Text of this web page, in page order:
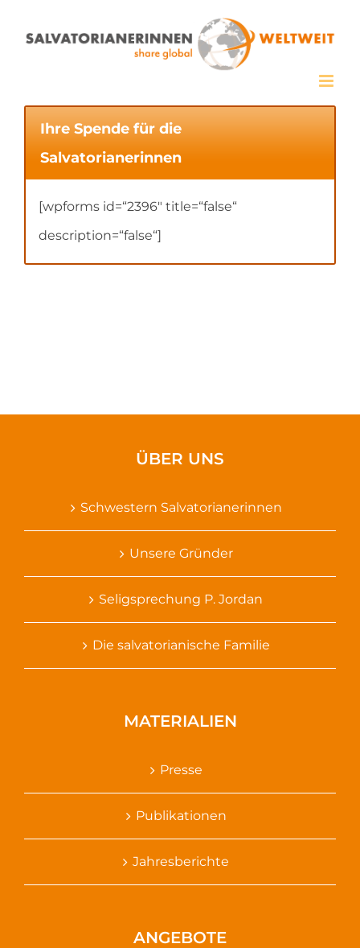
Inhalt
Ihre Spende für die
Salvatorianerinnen
[wpforms id=“2396″ title=“false“
description=“false“]
ÜBER UNS
Schwestern Salvatorianerinnen
Unsere Gründer
Seligsprechung P. Jordan
Die salvatorianische Familie
MATERIALIEN
Presse
Publikationen
Jahresberichte
ANGEBOTE